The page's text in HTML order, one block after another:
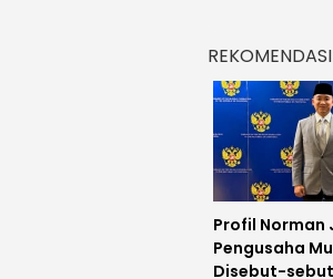
REKOMENDASI
Profil Norman
Pengusaha
Disebut-